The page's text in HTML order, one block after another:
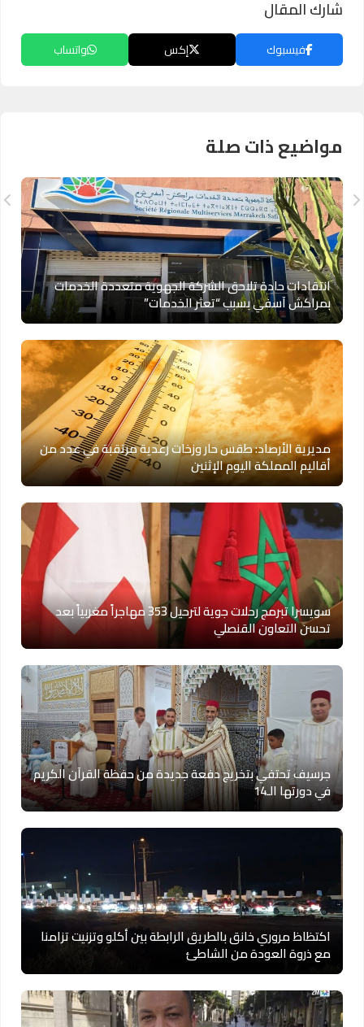
شارك المقال
فيسبوك إكس واتساب
مواضيع ذات صلة
انتقادات حادة تلاحق الشركة الجهوية متعددة الخدمات
بمراكش آسفي بسبب “تعثر الخدمات”
مديرية الأرصاد: طقس حار وزخات رعدية مرتقبة في عدد من
أقاليم المملكة اليوم الإثنين
سويسرا تبرمج رحلات جوية لترحيل 353 مهاجراً مغربياً بعد
تحسن التعاون القنصلي
جرسيف تحتفي بتخريج دفعة جديدة من حفظة القرآن الكريم
في دورتها الـ14
اكتظاظ مروري خانق بالطريق الرابطة بين أكلو وتزنيت تزامنا
مع ذروة العودة من الشاطئ